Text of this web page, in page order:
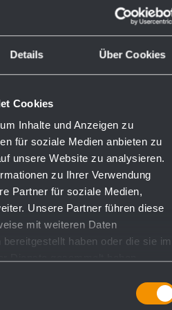
Details Über Cookies
Cookies
Inhalte und Anzeigen zu
für soziale Medien anbieten zu
unsere Website zu analysieren.
zu Ihrer Verwendung
Partner für soziale Medien,
Unsere Partner führen diese
mit weiteren Daten
haben oder die sie im
Edelstahl
1.4404) für Waschtisch-
Seifenflasche aus